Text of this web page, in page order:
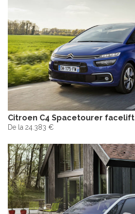
Citroen C4 Spacetourer facelift
De la 24.383 €